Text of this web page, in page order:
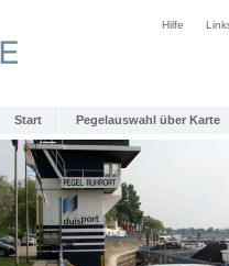
Hilfe
Start Pegelauswahl über Karte